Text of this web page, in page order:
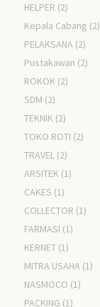
HELPER (2)
Kepala Cabang (2)
PELAKSANA (2)
Pustakawan (2)
ROKOK (2)
SDM (2)
TEKNIK (2)
TOKO ROTI (2)
TRAVEL (2)
ARSITEK (1)
CAKES (1)
COLLECTOR (1)
FARMASI (1)
KERNET (1)
MITRA USAHA (1)
NASMOCO (1)
PACKING (1)